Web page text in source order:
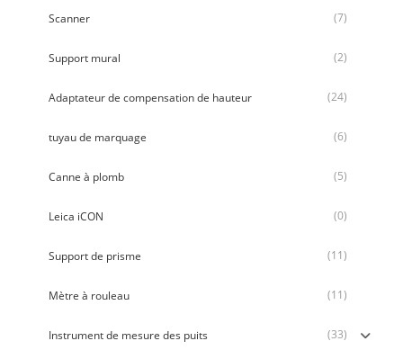
Scanner (7)
Support mural (2)
Adaptateur de compensation de hauteur (24)
tuyau de marquage (6)
Canne à plomb (5)
Leica iCON (0)
Support de prisme (11)
Mètre à rouleau (11)
Instrument de mesure des puits (33)